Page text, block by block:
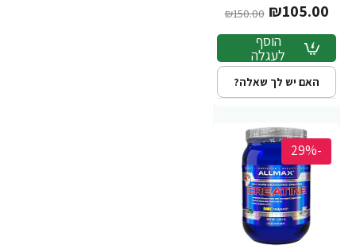
₪105.00
₪150.00
הוסף
לעגלה
האם יש לך שאלה?
-29%